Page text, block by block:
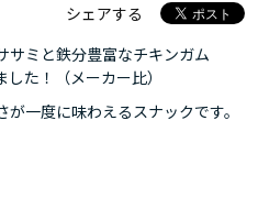
シェアする
ミと鉄分豊富なチキンガム
た！（メーカー比）
一度に味わえるスナックです。